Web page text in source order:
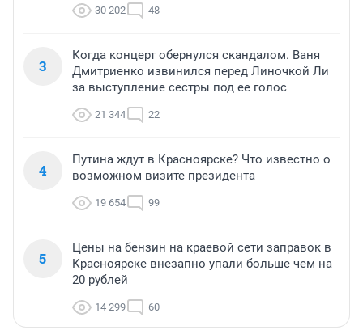
30 202 48
3
Когда концерт обернулся скандалом. Ваня
Дмитриенко извинился перед Линочкой Ли
за выступление сестры под ее голос
21 344 22
4
Путина ждут в Красноярске? Что известно о
возможном визите президента
19 654 99
5
Цены на бензин на краевой сети заправок в
Красноярске внезапно упали больше чем на
20 рублей
14 299 60